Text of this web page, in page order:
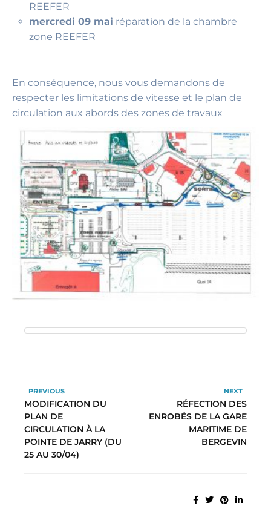
REEFER
mercredi 09 mai réparation de la chambre
zone REEFER
En conséquence, nous vous demandons de
respecter les limitations de vitesse et le plan de
circulation aux abords des zones de travaux
PREVIOUS
MODIFICATION DU
PLAN DE
CIRCULATION À LA
POINTE DE JARRY (DU
25 AU 30/04)
NEXT
RÉFECTION DES
ENROBÉS DE LA GARE
MARITIME DE
BERGEVIN